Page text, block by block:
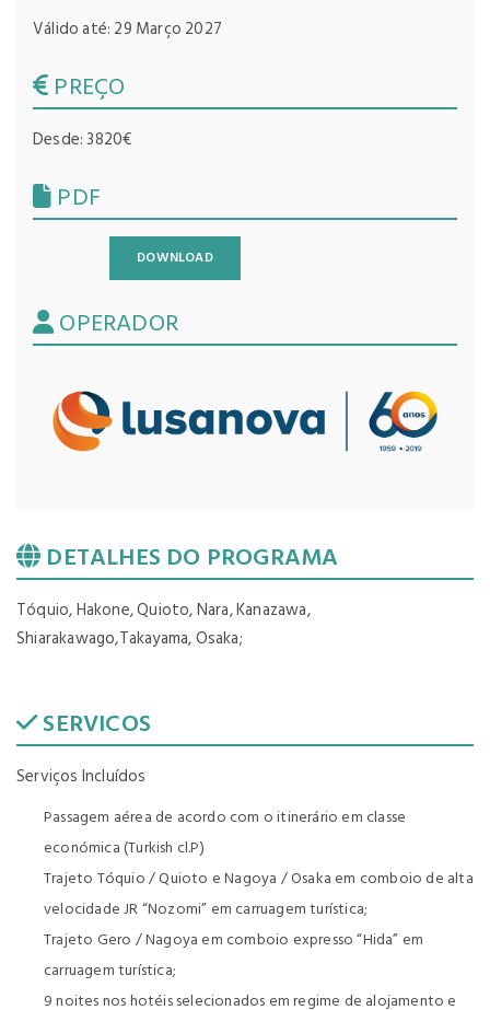
Válido até: 29 Março 2027
PREÇO
Desde: 3820€
PDF
DOWNLOAD
OPERADOR
DETALHES DO PROGRAMA
Tóquio, Hakone, Quioto, Nara, Kanazawa,
Shiarakawago,Takayama, Osaka;
SERVICOS
Serviços Incluídos
Passagem aérea de acordo com o itinerário em classe
económica (Turkish cl.P)
Trajeto Tóquio / Quioto e Nagoya / Osaka em comboio de alta
velocidade JR “Nozomi” em carruagem turística;
Trajeto Gero / Nagoya em comboio expresso “Hida” em
carruagem turística;
9 noites nos hotéis selecionados em regime de alojamento e